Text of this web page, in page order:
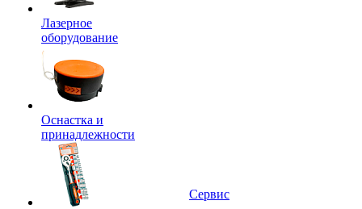
Лазерное
оборудование
Оснастка и
принадлежности
Сервис